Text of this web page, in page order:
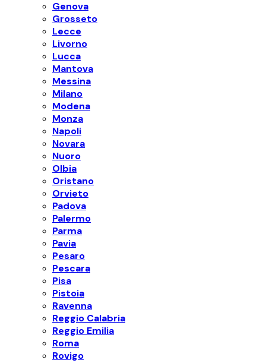
Genova
Grosseto
Lecce
Livorno
Lucca
Mantova
Messina
Milano
Modena
Monza
Napoli
Novara
Nuoro
Olbia
Oristano
Orvieto
Padova
Palermo
Parma
Pavia
Pesaro
Pescara
Pisa
Pistoia
Ravenna
Reggio Calabria
Reggio Emilia
Roma
Rovigo